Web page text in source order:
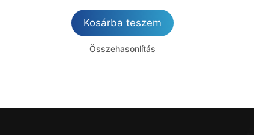
Kosárba teszem
Összehasonlítás